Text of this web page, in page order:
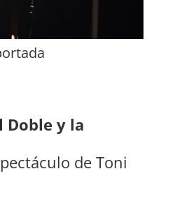
Doble y la
de Toni